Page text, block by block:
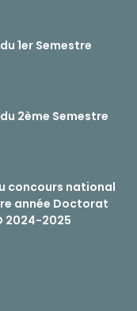
1er Semestre
2ème Semestre
concours national
année Doctorat
2024-2025